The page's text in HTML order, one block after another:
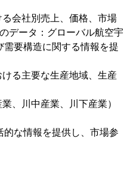
会社別売上、価格、市場
データ：グローバル航空宇
要構造に関する情報を提
る主要な生産地域、生産
、川中産業、川下産業）
な情報を提供し、市場参